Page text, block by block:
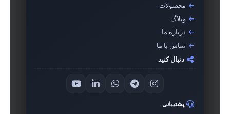
محصولات
وبلاگ
درباره ما
تماس با ما
دنبال کنید
پشتیبانی